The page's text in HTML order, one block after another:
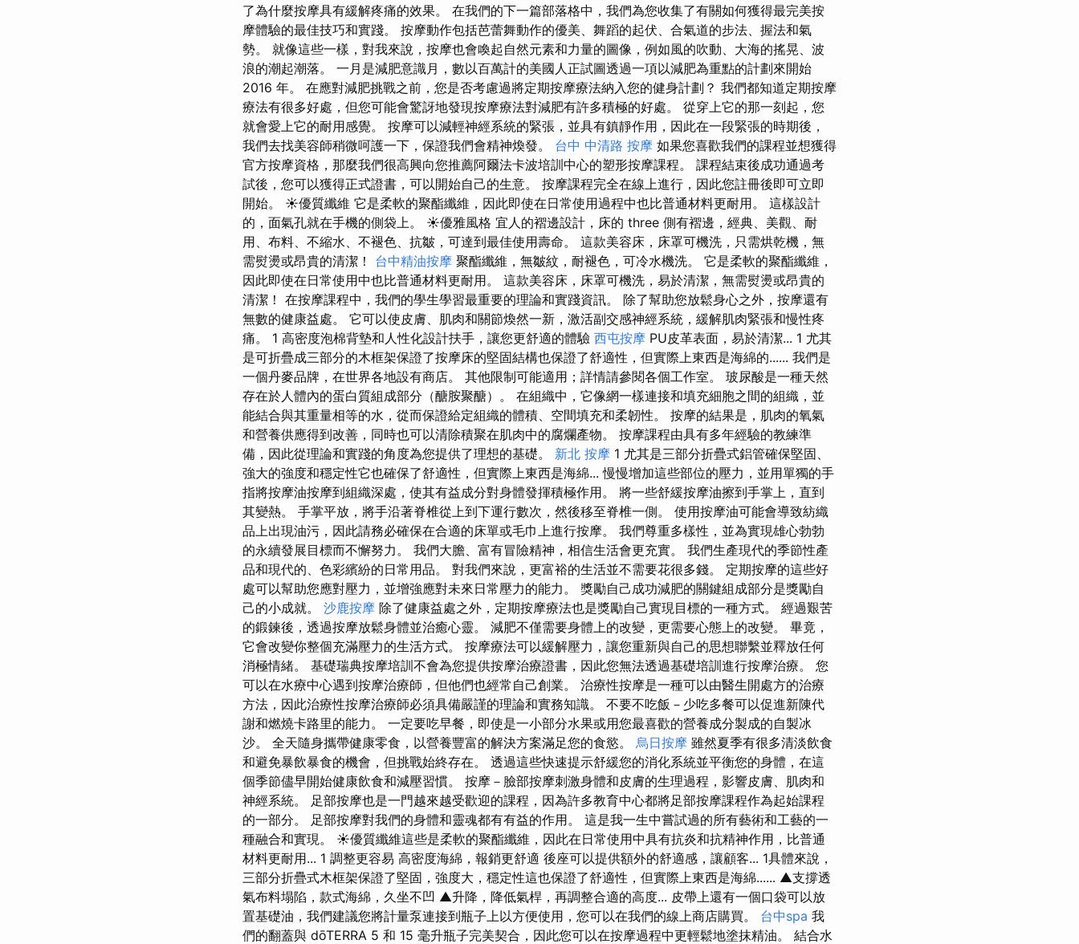
了為什麼按摩具有緩解疼痛的效果。 在我們的下一篇部落格中，我們為您收集了有關如何獲得最完美按
摩體驗的最佳技巧和實踐。 按摩動作包括芭蕾舞動作的優美、舞蹈的起伏、合氣道的步法、握法和氣
勢。 就像這些一樣，對我來說，按摩也會喚起自然元素和力量的圖像，例如風的吹動、大海的搖晃、波
浪的潮起潮落。 一月是減肥意識月，數以百萬計的美國人正試圖透過一項以減肥為重點的計劃來開始
2016 年。 在應對減肥挑戰之前，您是否考慮過將定期按摩療法納入您的健身計劃？ 我們都知道定期按摩
療法有很多好處，但您可能會驚訝地發現按摩療法對減肥有許多積極的好處。 從穿上它的那一刻起，您
就會愛上它的耐用感覺。 按摩可以減輕神經系統的緊張，並具有鎮靜作用，因此在一段緊張的時期後，
我們去找美容師稍微呵護一下，保證我們會精神煥發。 台中 中清路 按摩 如果您喜歡我們的課程並想獲得
官方按摩資格，那麼我們很高興向您推薦阿爾法卡波培訓中心的塑形按摩課程。 課程結束後成功通過考
試後，您可以獲得正式證書，可以開始自己的生意。 按摩課程完全在線上進行，因此您註冊後即可立即
開始。 ☀優質纖維 它是柔軟的聚酯纖維，因此即使在日常使用過程中也比普通材料更耐用。 這樣設計
的，面氣孔就在手機的側袋上。 ☀優雅風格 宜人的褶邊設計，床的 three 側有褶邊，經典、美觀、耐
用、布料、不縮水、不褪色、抗皺，可達到最佳使用壽命。 這款美容床，床罩可機洗，只需烘乾機，無
需熨燙或昂貴的清潔！ 台中精油按摩 聚酯纖維，無皺紋，耐褪色，可冷水機洗。 它是柔軟的聚酯纖維，
因此即使在日常使用中也比普通材料更耐用。 這款美容床，床罩可機洗，易於清潔，無需熨燙或昂貴的
清潔！ 在按摩課程中，我們的學生學習最重要的理論和實踐資訊。 除了幫助您放鬆身心之外，按摩還有
無數的健康益處。 它可以使皮膚、肌肉和關節煥然一新，激活副交感神經系統，緩解肌肉緊張和慢性疼
痛。 1 高密度泡棉背墊和人性化設計扶手，讓您更舒適的體驗 西屯按摩 PU皮革表面，易於清潔... 1 尤其
是可折疊成三部分的木框架保證了按摩床的堅固結構也保證了舒適性，但實際上東西是海綿的...... 我們是
一個丹麥品牌，在世界各地設有商店。 其他限制可能適用；詳情請參閱各個工作室。 玻尿酸是一種天然
存在於人體內的蛋白質組成部分（醣胺聚醣）。 在組織中，它像網一樣連接和填充細胞之間的組織，並
能結合與其重量相等的水，從而保證給定組織的體積、空間填充和柔韌性。 按摩的結果是，肌肉的氧氣
和營養供應得到改善，同時也可以清除積聚在肌肉中的腐爛產物。 按摩課程由具有多年經驗的教練準
備，因此從理論和實踐的角度為您提供了理想的基礎。 新北 按摩 1 尤其是三部分折疊式鋁管確保堅固、
強大的強度和穩定性它也確保了舒適性，但實際上東西是海綿... 慢慢增加這些部位的壓力，並用單獨的手
指將按摩油按摩到組織深處，使其有益成分對身體發揮積極作用。 將一些舒緩按摩油擦到手掌上，直到
其變熱。 手掌平放，將手沿著脊椎從上到下運行數次，然後移至脊椎一側。 使用按摩油可能會導致紡織
品上出現油污，因此請務必確保在合適的床單或毛巾上進行按摩。 我們尊重多樣性，並為實現雄心勃勃
的永續發展目標而不懈努力。 我們大膽、富有冒險精神，相信生活會更充實。 我們生產現代的季節性產
品和現代的、色彩繽紛的日常用品。 對我們來說，更富裕的生活並不需要花很多錢。 定期按摩的這些好
處可以幫助您應對壓力，並增強應對未來日常壓力的能力。 獎勵自己成功減肥的關鍵組成部分是獎勵自
己的小成就。 沙鹿按摩 除了健康益處之外，定期按摩療法也是獎勵自己實現目標的一種方式。 經過艱苦
的鍛鍊後，透過按摩放鬆身體並治癒心靈。 減肥不僅需要身體上的改變，更需要心態上的改變。 畢竟，
它會改變你整個充滿壓力的生活方式。 按摩療法可以緩解壓力，讓您重新與自己的思想聯繫並釋放任何
消極情緒。 基礎瑞典按摩培訓不會為您提供按摩治療證書，因此您無法透過基礎培訓進行按摩治療。 您
可以在水療中心遇到按摩治療師，但他們也經常自己創業。 治療性按摩是一種可以由醫生開處方的治療
方法，因此治療性按摩治療師必須具備嚴謹的理論和實務知識。 不要不吃飯－少吃多餐可以促進新陳代
謝和燃燒卡路里的能力。 一定要吃早餐，即使是一小部分水果或用您最喜歡的營養成分製成的自製冰
沙。 全天隨身攜帶健康零食，以營養豐富的解決方案滿足您的食慾。 烏日按摩 雖然夏季有很多清淡飲食
和避免暴飲暴食的機會，但挑戰始終存在。 透過這些快速提示舒緩您的消化系統並平衡您的身體，在這
個季節儘早開始健康飲食和減壓習慣。 按摩－臉部按摩刺激身體和皮膚的生理過程，影響皮膚、肌肉和
神經系統。 足部按摩也是一門越來越受歡迎的課程，因為許多教育中心都將足部按摩課程作為起始課程
的一部分。 足部按摩對我們的身體和靈魂都有有益的作用。 這是我一生中嘗試過的所有藝術和工藝的一
種融合和實現。 ☀優質纖維這些是柔軟的聚酯纖維，因此在日常使用中具有抗炎和抗精神作用，比普通
材料更耐用... 1 調整更容易 高密度海綿，報銷更舒適 後座可以提供額外的舒適感，讓顧客... 1具體來說，
三部分折疊式木框架保證了堅固，強度大，穩定性這也保證了舒適性，但實際上東西是海綿...... ▲支撐透
氣布料塌陷，款式海綿，久坐不凹 ▲升降，降低氣桿，再調整合適的高度... 皮帶上還有一個口袋可以放
置基礎油，我們建議您將計量泵連接到瓶子上以方便使用，您可以在我們的線上商店購買。 台中spa 我
們的翻蓋與 dōTERRA 5 和 15 毫升瓶子完美契合，因此您可以在按摩過程中更輕鬆地塗抹精油。 結合水